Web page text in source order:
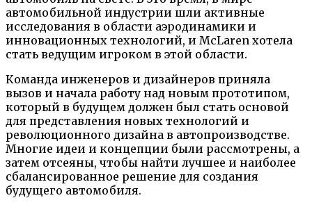
автомобильной индустрии шли активные
исследования в области аэродинамики и
инновационных технологий, и McLaren хотела
стать ведущим игроком в этой области.
Команда инженеров и дизайнеров приняла
вызов и начала работу над новым прототипом,
который в будущем должен был стать основой
для представления новых технологий и
революционного дизайна в автопроизводстве.
Многие идеи и концепции были рассмотрены, а
затем отсеяны, чтобы найти лучшее и наиболее
сбалансированное решение для создания
будущего автомобиля.